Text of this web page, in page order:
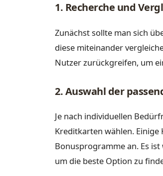
1. Recherche und
Zunächst sollte man sich
diese miteinander
Nutzer zurückgreifen, um
2. Auswahl der
Je nach individuellen
Kreditkarten wählen.
Bonusprogramme an. Es
um die beste Option zu